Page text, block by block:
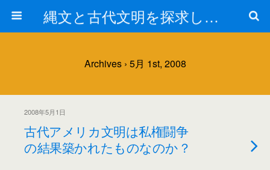
縄文と古代文明を探求しよう！
Archives › 5月 1st, 2008
2008年5月1日
古代アメリカ文明は私権闘争
の結果築かれたものなのか？